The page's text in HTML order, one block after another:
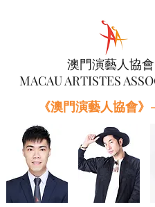
澳門演藝人協會
MACAU ARTISTES
《澳門演藝人協會